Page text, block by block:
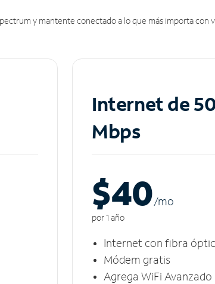
y mantente conectado a lo que más importa con
Internet de
Mbps
$40/mo
por 1 año
Internet con fibra
Módem gratis
Agrega WiFi Avanzado